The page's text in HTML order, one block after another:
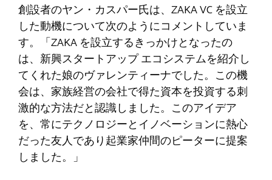
創設者のヤン・カスパー氏は、ZAKA VC を設立
した動機について次のようにコメントしていま
す。「ZAKA を設立するきっかけとなったの
は、新興スタートアップ エコシステムを紹介し
てくれた娘のヴァレンティーナでした。この機
会は、家族経営の会社で得た資本を投資する刺
激的な方法だと認識しました。このアイデア
を、常にテクノロジーとイノベーションに熱心
だった友人であり起業家仲間のピーターに提案
しました。」